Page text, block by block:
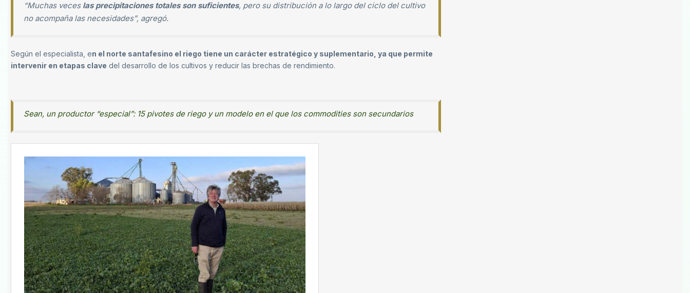
“Muchas veces las precipitaciones totales son suficientes, pero su distribución a lo largo del ciclo del cultivo
no acompaña las necesidades”, agregó.
Según el especialista, en el norte santafesino el riego tiene un carácter estratégico y suplementario, ya que permite
intervenir en etapas clave del desarrollo de los cultivos y reducir las brechas de rendimiento.
Sean, un productor “especial”: 15 pivotes de riego y un modelo en el que los commodities son secundarios